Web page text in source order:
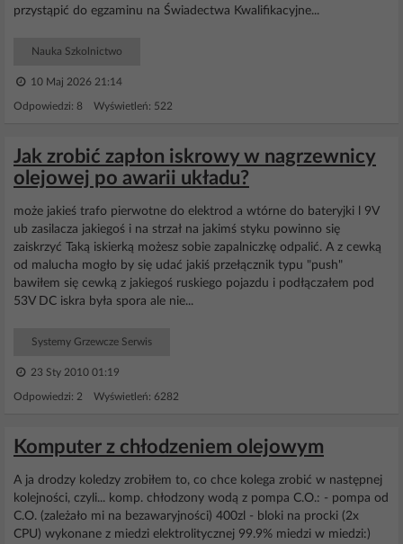
przystąpić do egzaminu na Świadectwa Kwalifikacyjne...
Nauka Szkolnictwo
10 Maj 2026 21:14
Odpowiedzi: 8 Wyświetleń: 522
Jak zrobić zapłon iskrowy w nagrzewnicy
olejowej po awarii układu?
może jakieś trafo pierwotne do elektrod a wtórne do bateryjki l 9V
ub zasilacza jakiegoś i na strzał na jakimś styku powinno się
zaiskrzyć Taką iskierką możesz sobie zapalniczkę odpalić. A z cewką
od malucha mogło by się udać jakiś przełącznik typu "push"
bawiłem się cewką z jakiegoś ruskiego pojazdu i podłączałem pod
53V DC iskra była spora ale nie...
Systemy Grzewcze Serwis
23 Sty 2010 01:19
Odpowiedzi: 2 Wyświetleń: 6282
Komputer z chłodzeniem olejowym
A ja drodzy koledzy zrobiłem to, co chce kolega zrobić w następnej
kolejności, czyli... komp. chłodzony wodą z pompa C.O.: - pompa od
C.O. (zależało mi na bezawaryjności) 400zl - bloki na procki (2x
CPU) wykonane z miedzi elektrolitycznej 99.9% miedzi w miedzi:)